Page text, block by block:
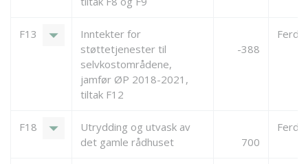
F13 arrow_drop_down
Inntekter for
støttetjenester til
selvkostområdene,
jamfør ØP 2018-2021,
tiltak F12
-388
F18 arrow_drop_down
Utrydding og utvask av
det gamle rådhuset
700